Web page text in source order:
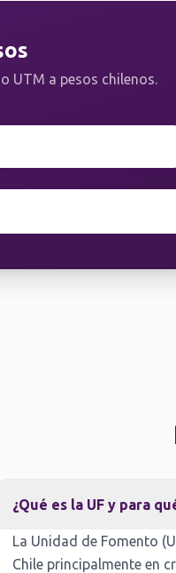
UTM a pesos chilenos.
¿Qué es la UF y para
La Unidad de Fomento
Chile principalmente en